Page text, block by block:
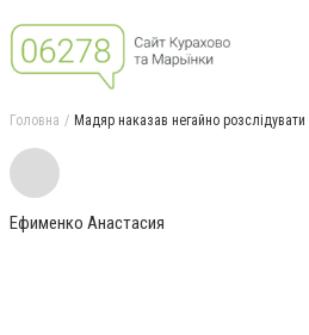
Головна Мадяр наказав негайно
Ефименко Анастасия